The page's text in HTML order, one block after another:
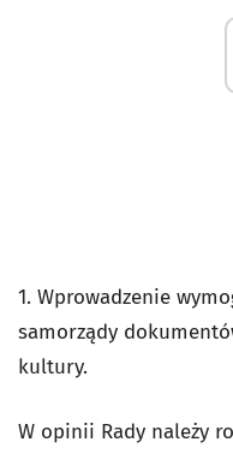
1. Wprowadzenie
samorządy
kultury.
W opinii Rady należy